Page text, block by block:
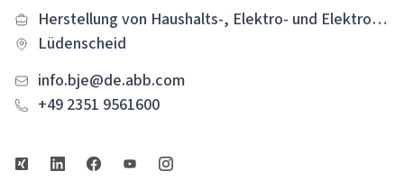
Herstellung von Haushalts-, Elektro- und Elektronikgeräten
Lüdenscheid
info.bje@de.abb.com
+49 2351 9561600